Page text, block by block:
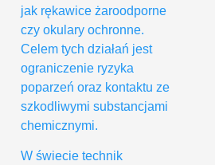
jak rękawice żaroodporne
czy okulary ochronne.
Celem tych działań jest
ograniczenie ryzyka
poparzeń oraz kontaktu ze
szkodliwymi substancjami
chemicznymi.
W świecie technik